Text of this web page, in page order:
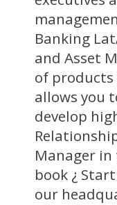
Banking
and Asset
of products
allows you
develop
Manager
book ¿
our